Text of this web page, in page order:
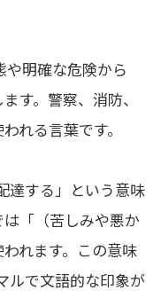
明確な危険から
す。警察、消防、
れる言葉です。
達する」という意味
「（苦しみや悪か
れます。この意味
ルで文語的な印象が